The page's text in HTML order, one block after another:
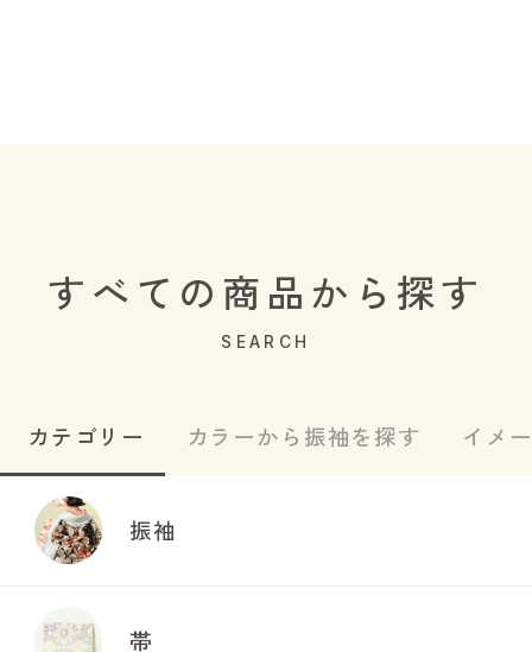
すべての商品から探す
SEARCH
カテゴリー カラーから振袖を探す イメ
振袖
帯